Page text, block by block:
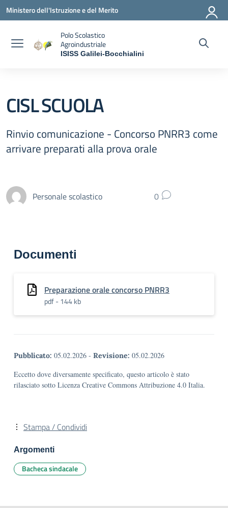
Vai ai contenuti
Vai al menu di navigazione
Vai al footer
Ministero dell'Istruzione e del Merito
Polo Scolastico
Agroindustriale
ISISS Galilei-Bocchialini
CISL SCUOLA
Rinvio comunicazione - Concorso PNRR3 come
arrivare preparati alla prova orale
Personale scolastico 0
Documenti
Preparazione orale concorso PNRR3
pdf - 144 kb
Pubblicato: 05.02.2026 - Revisione: 05.02.2026
Eccetto dove diversamente specificato, questo articolo è stato
rilasciato sotto Licenza Creative Commons Attribuzione 4.0 Italia.
Stampa / Condividi
Argomenti
Bacheca sindacale